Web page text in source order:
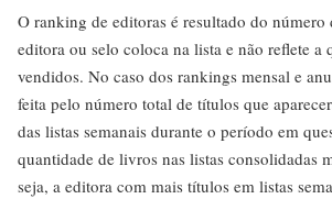
O ranking de editoras é resultado do número
editora ou selo coloca na lista e não reflete a
vendidos. No caso dos rankings mensal e
feita pelo número total de títulos que
das listas semanais durante o período em
quantidade de livros nas listas consolidadas
seja, a editora com mais títulos em listas